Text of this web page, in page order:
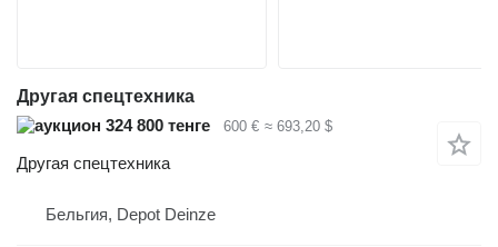
Другая спецтехника
324 800 тенге
600 € ≈ 693,20 $
Другая спецтехника
Бельгия, Depot Deinze